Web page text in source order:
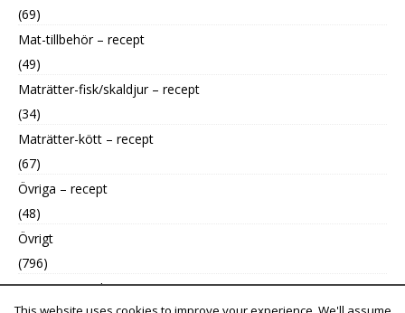
(69)
Mat-tillbehör – recept
(49)
Maträtter-fisk/skaldjur – recept
(34)
Maträtter-kött – recept
(67)
Övriga – recept
(48)
Övrigt
(796)
Uncategorized